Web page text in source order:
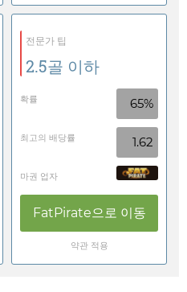
전문가 팁
2.5골 이하
확률 65%
최고의 배당률 1.62
마권 업자
FatPirate으로 이동
약관 적용